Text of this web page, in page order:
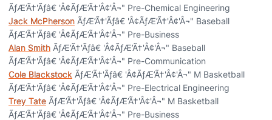
ÃƒÆ’Ã†'Ãƒâ€ 'Â¢ÃƒÆ’Ã†'Â¢'Â¬" Pre-Chemical Engineering
Jack McPherson ÃƒÆ’Ã†'Ãƒâ€ 'Â¢ÃƒÆ’Ã†'Â¢'Â¬" Baseball
ÃƒÆ’Ã†'Ãƒâ€ 'Â¢ÃƒÆ’Ã†'Â¢'Â¬" Pre-Business
Alan Smith ÃƒÆ’Ã†'Ãƒâ€ 'Â¢ÃƒÆ’Ã†'Â¢'Â¬" Baseball
ÃƒÆ’Ã†'Ãƒâ€ 'Â¢ÃƒÆ’Ã†'Â¢'Â¬" Pre-Communication
Cole Blackstock ÃƒÆ’Ã†'Ãƒâ€ 'Â¢ÃƒÆ’Ã†'Â¢'Â¬" M Basketball
ÃƒÆ’Ã†'Ãƒâ€ 'Â¢ÃƒÆ’Ã†'Â¢'Â¬" Pre-Electrical Engineering
Trey Tate ÃƒÆ’Ã†'Ãƒâ€ 'Â¢ÃƒÆ’Ã†'Â¢'Â¬" M Basketball
ÃƒÆ’Ã†'Ãƒâ€ 'Â¢ÃƒÆ’Ã†'Â¢'Â¬" Pre-Business